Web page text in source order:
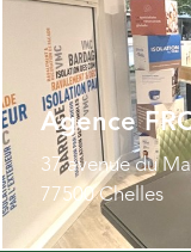
Agence
37 avenue du
77500 Chelles